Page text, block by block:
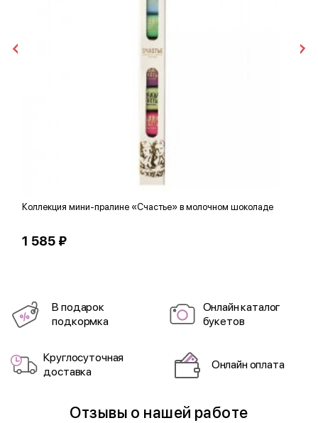
Коллекция мини-пралине «Счастье» в молочном шоколаде
1 585 ₽
В подарок
подкормка
Онлайн каталог
букетов
Круглосуточная
доставка
Онлайн оплата
Отзывы о нашей работе